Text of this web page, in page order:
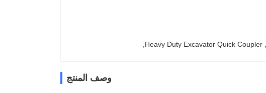
,
Heavy Duty Excavator Quick Coupler
وصف المنتج